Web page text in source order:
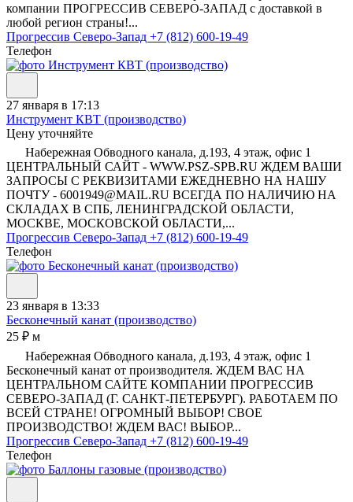
компании ПРОГРЕССИВ СЕВЕРО-ЗАПАД с доставкой в
любой регион страны!...
Прогрессив Северо-Запад +7 (812) 600-19-49
Телефон
27 января в 17:13
Инструмент КВТ (производство)
Цену уточняйте
Набережная Обводного канала, д.193, 4 этаж, офис 1
ЦЕНТРАЛЬНЫЙ САЙТ - WWW.PSZ-SPB.RU ЖДЕМ ВАШИ
ЗАПРОСЫ С РЕКВИЗИТАМИ ЕЖЕДНЕВНО НА НАШУ
ПОЧТУ - 6001949@MAIL.RU ВСЕГДА ПО НАЛИЧИЮ НА
СКЛАДАХ В СПБ, ЛЕНИНГРАДСКОЙ ОБЛАСТИ,
МОСКВЕ, МОСКОВСКОЙ ОБЛАСТИ,...
Прогрессив Северо-Запад +7 (812) 600-19-49
Телефон
23 января в 13:33
Бесконечный канат (производство)
25 ₽ м
Набережная Обводного канала, д.193, 4 этаж, офис 1
Бесконечный канат от производителя. ЖДЕМ ВАС НА
ЦЕНТРАЛЬНОМ САЙТЕ КОМПАНИИ ПРОГРЕССИВ
СЕВЕРО-ЗАПАД (Г. САНКТ-ПЕТЕРБУРГ). РАБОТАЕМ ПО
ВСЕЙ СТРАНЕ! ОГРОМНЫЙ ВЫБОР! СВОЕ
ПРОИЗВОДСТВО! ЖДЕМ ВАС! ВЫБОР...
Прогрессив Северо-Запад +7 (812) 600-19-49
Телефон